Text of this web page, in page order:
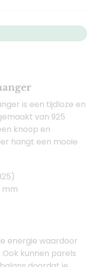
is een tijdloze en
van 925
knoop en
hangt een mooie
mm
energie waardoor
kunnen parels